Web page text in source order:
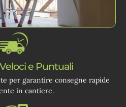
e Puntuali
per garantire consegne rapide
in cantiere.